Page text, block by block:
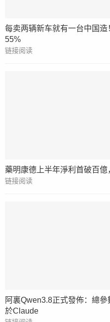
每卖两辆新车就有一台中国
55%
链接阅读
藥明康德上半年淨利首破百
链接阅读
阿裏Qwen3.8正式發佈：總
於Claude